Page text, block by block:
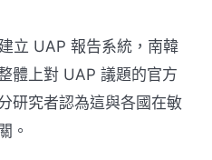
立 UAP 報告系統，南韓
體上對 UAP 議題的官方
研究者認為這與各國在敏
。